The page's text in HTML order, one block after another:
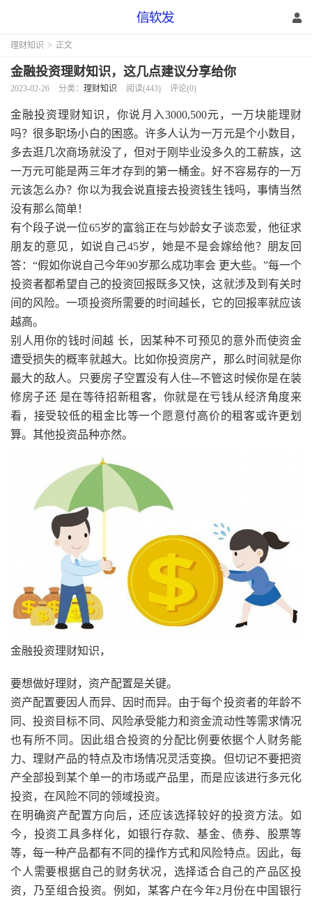
理财知识 > 正文
金融投资理财知识，这几点建议分享给你
2023-02-26 分类： 理财知识 阅读(443) 评论(0)
金融投资理财知识，你说月入3000,500元，一万块能理财
吗？很多职场小白的困惑。许多人认为一万元是个小数目，
多去逛几次商场就没了，但对于刚毕业没多久的工薪族，这
一万元可能是两三年才存到的第一桶金。好不容易存的一万
元该怎么办？你以为我会说直接去投资钱生钱吗，事情当然
没有那么简单！
有个段子说一位65岁的富翁正在与妙龄女子谈恋爱，他征求
朋友的意见，如说自己45岁，她是不是会嫁给他？朋友回
答：“假如你说自己今年90岁那么成功率会 更大些。”每一个
投资者都希望自己的投资回报既多又快，这就涉及到有关时
间的风险。一项投资所需要的时间越长，它的回报率就应该
越高。
别人用你的钱时间越 长，因某种不可预见的意外而使资金
遭受损失的概率就越大。比如你投资房产，那么时间就是你
最大的敌人。只要房子空置没有人住─不管这时候你是在装
修房子还 是在等待招新租客，你就是在亏钱从经济角度来
看，接受较低的租金比等一个愿意付高价的租客或许更划
算。其他投资品种亦然。
金融投资理财知识，
要想做好理财，资产配置是关键。
资产配置要因人而异、因时而异。由于每个投资者的年龄不
同、投资目标不同、风险承受能力和资金流动性等需求情况
也有所不同。因此组合投资的分配比例要依据个人财务能
力、理财产品的特点及市场情况灵活变换。但切记不要把资
产全部投到某个单一的市场或产品里，而是应该进行多元化
投资，在风险不同的领域投资。
在明确资产配置方向后，还应该选择较好的投资方法。如
今，投资工具多样化，如银行存款、基金、债券、股票等
等，每一种产品都有不同的操作方式和风险特点。因此，每
个人需要根据自己的财务状况，选择适合自己的产品区投
资，乃至组合投资。例如，某客户在今年2月份在中国银行